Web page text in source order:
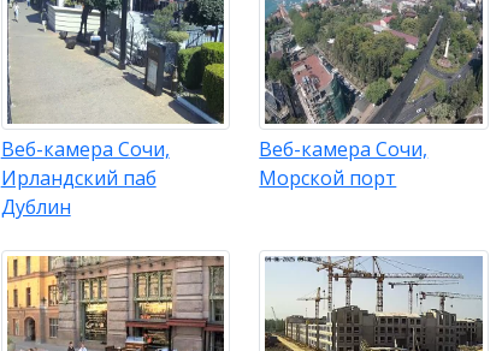
Веб-камера Сочи,
Ирландский паб
Дублин
Веб-камера Сочи,
Морской порт